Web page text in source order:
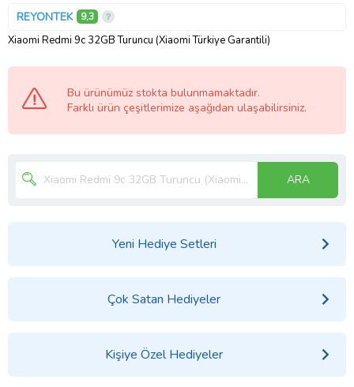
REYONTEK 9,3
Xiaomi Redmi 9c 32GB Turuncu (Xiaomi Türkiye Garantili)
Bu ürünümüz stokta bulunmamaktadır.
Farklı ürün çeşitlerimize aşağıdan ulaşabilirsiniz.
ARA
Yeni Hediye Setleri
Çok Satan Hediyeler
Kişiye Özel Hediyeler